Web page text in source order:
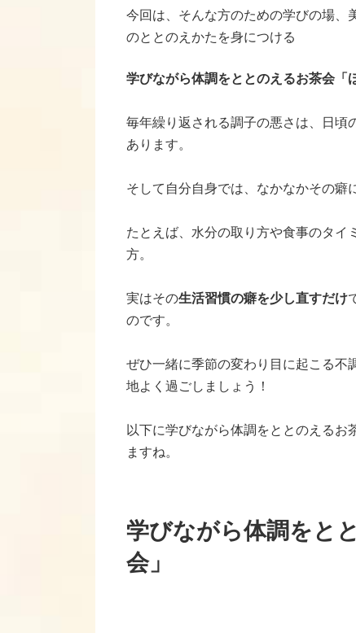
今回は、そんな方のための学びの場、
のととのえかたを身につける
学びながら体調をととのえるお茶会「
毎年繰り返される調子の悪さは、日頃
あります。
そして自分自身では、なかなかその癖
たとえば、水分の取り方や食事のタイ
方。
実はその生活習慣の癖を少し直すだけ
のです。
ぜひ一緒に季節の変わり目に起こる不
地よく過ごしましょう！
以下に学びながら体調をととのえるお
ますね。
学びながら体調をと
会」